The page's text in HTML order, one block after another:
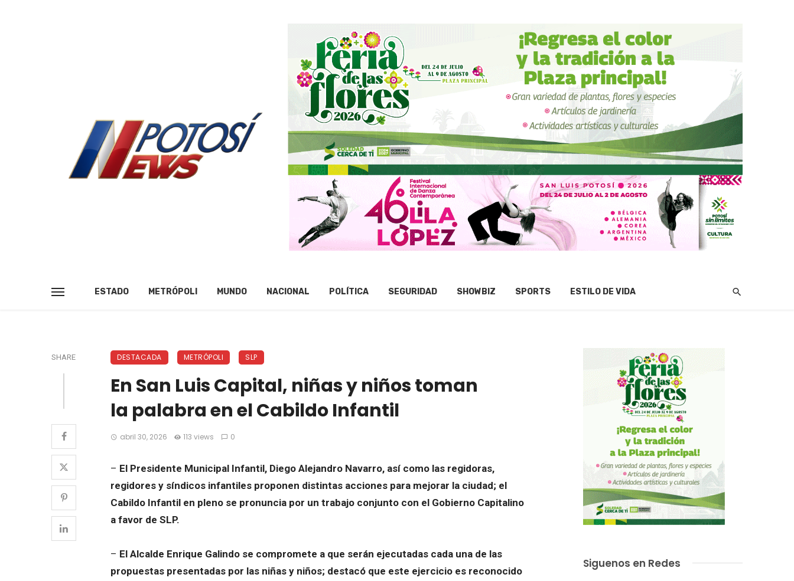
ESTADO METRÓPOLI MUNDO NACIONAL POLÍTICA SEGURIDAD SHOWBIZ SPORTS ESTILO DE VIDA
SHARE DESTACADA METRÓPOLI SLP
En San Luis Capital, niñas y niños toman
la palabra en el Cabildo Infantil
abril 30, 2026 113 views 0
– El Presidente Municipal Infantil, Diego Alejandro Navarro, así como las regidoras,
regidores y síndicos infantiles proponen distintas acciones para mejorar la ciudad; el
Cabildo Infantil en pleno se pronuncia por un trabajo conjunto con el Gobierno Capitalino
a favor de SLP.
– El Alcalde Enrique Galindo se compromete a que serán ejecutadas cada una de las
propuestas presentadas por las niñas y niños; destacó que este ejercicio es reconocido
Siguenos en Redes